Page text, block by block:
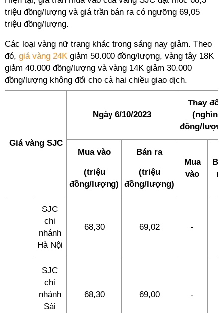
triệu đồng/lượng và giá trần bán ra có ngưỡng 69,05
triệu đồng/lượng.
Các loại vàng nữ trang khác trong sáng nay giảm. Theo
đó, giá vàng 24K giảm 50.000 đồng/lượng, vàng tây 18K
giảm 40.000 đồng/lượng và vàng 14K giảm 30.000
đồng/lượng không đổi cho cả hai chiều giao dịch.
Giá vàng SJC
Ngày 6/10/2023
Thay đổi
(nghìn
đồng/
Mua vào
(triệu
đồng/lượng)
Bán ra
(triệu
đồng/lượng)
Mua
vào
SJC
chi
nhánh
Hà Nội
68,30 69,02 -
SJC
chi
nhánh
Sài
68,30 69,00 -